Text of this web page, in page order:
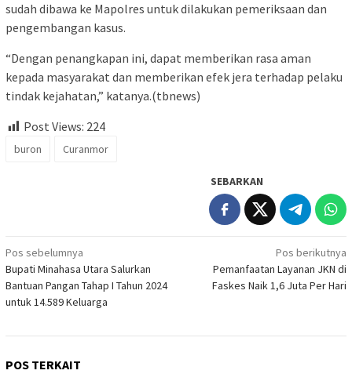
sudah dibawa ke Mapolres untuk dilakukan pemeriksaan dan
pengembangan kasus.
“Dengan penangkapan ini, dapat memberikan rasa aman
kepada masyarakat dan memberikan efek jera terhadap pelaku
tindak kejahatan,” katanya.(tbnews)
Post Views: 224
buron Curanmor
SEBARKAN
Navigasi
pos
Pos sebelumnya
Bupati Minahasa Utara Salurkan
Bantuan Pangan Tahap I Tahun 2024
untuk 14.589 Keluarga
Pos berikutnya
Pemanfaatan Layanan JKN di
Faskes Naik 1,6 Juta Per Hari
POS TERKAIT